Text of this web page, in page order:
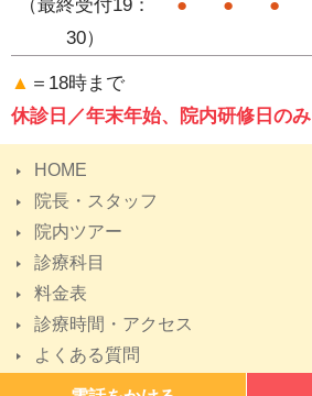
（最終受付19：
30）
● ● ●
▲ ＝18時まで
休診日／年末年始、院内研修日のみ
HOME
院長・スタッフ
院内ツアー
診療科目
料金表
診療時間・アクセス
よくある質問